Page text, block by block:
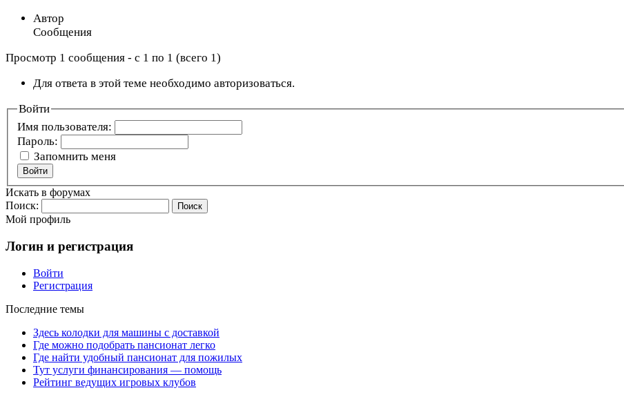
Автор
Сообщения
Просмотр 1 сообщения - с 1 по 1 (всего 1)
Для ответа в этой теме необходимо авторизоваться.
Войти
Имя пользователя:
Пароль:
Запомнить меня
Войти
Искать в форумах
Поиск:
Мой профиль
Логин и регистрация
Войти
Регистрация
Последние темы
Здесь колодки для машины с доставкой
Где можно подобрать пансионат легко
Где найти удобный пансионат для пожилых
Тут услуги финансирования — помощь
Рейтинг ведущих игровых клубов